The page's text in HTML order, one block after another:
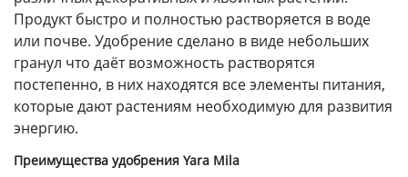
Продукт быстро и полностью растворяется в воде
или почве. Удобрение сделано в виде небольших
гранул что даёт возможность растворятся
постепенно, в них находятся все элементы питания,
которые дают растениям необходимую для развития
энергию.
Преимущества удобрения Yara Mila